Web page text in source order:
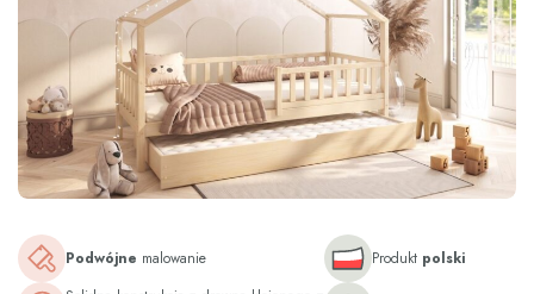
Podwójne malowanie
Produkt polski